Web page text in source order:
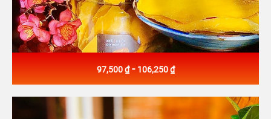
97,500 ₫- 106,250 ₫